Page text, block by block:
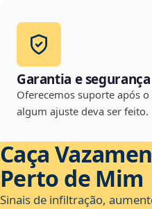
Garantia e segurança
Oferecemos suporte após
algum ajuste deva ser feito.
Caça
Perto de Mim
Sinais de infiltração,